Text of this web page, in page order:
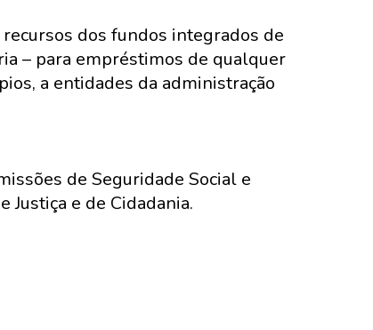
dos fundos integrados de
– para empréstimos de qualquer
a entidades da administração
de Seguridade Social e
Justiça e de Cidadania.